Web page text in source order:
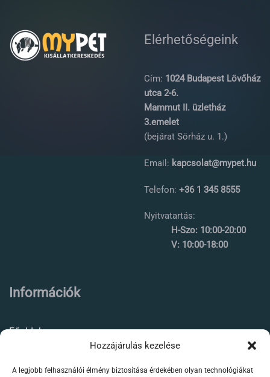
Hozzájárulás kezelése
A legjobb felhasználói élmény biztosítása érdekében olyan technológiákat
Elérhetőségeink
Cím: 1024 Budapest Lövőház
utca 2-6.
Mammut II. üzletház
3.emelet
(bejárat Sörház u. 1.)
Email: kapcsolat@mypet.hu
Telefon: +36 1 345 8555
Nyitvatartás:
H-Szo: 10:00-20:00
V: 10:00-18:00
Információk
Főoldal